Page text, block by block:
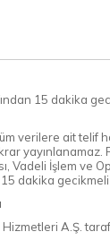
15 dakika
verilere ait telif
yayınlanamaz.
Vadeli İşlem ve
dakika
A.Ş.